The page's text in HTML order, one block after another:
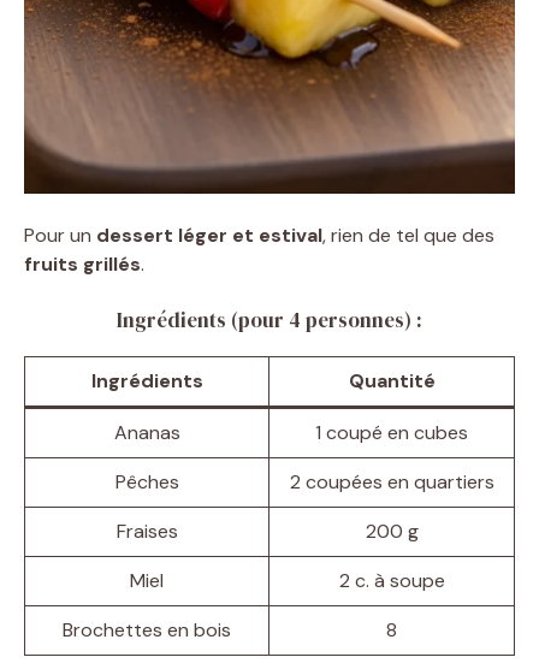
Pour un dessert léger et estival, rien de tel que des
fruits grillés.
Ingrédients (pour 4 personnes) :
Ingrédients Quantité
Ananas
1 coupé en cubes
Pêches
2 coupées en quartiers
Fraises
200 g
Miel
2 c. à soupe
Brochettes en bois
8